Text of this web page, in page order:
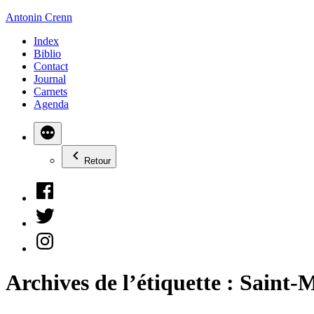
Aller
contenu
Antonin Crenn
Index
Biblio
Contact
Journal
Carnets
Agenda
Retour
Facebook
Twitter
Instagram
Archives de l’étiquette : Saint-